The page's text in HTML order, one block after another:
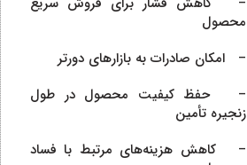
محصول
– امکان صادرات به بازارهای دورتر
– حفظ کیفیت محصول در طول
زنجیره تأمین
– کاهش هزینه‌های مرتبط با فساد